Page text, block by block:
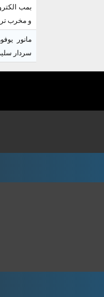
بمب
و مخرب تر
مانور
سردار